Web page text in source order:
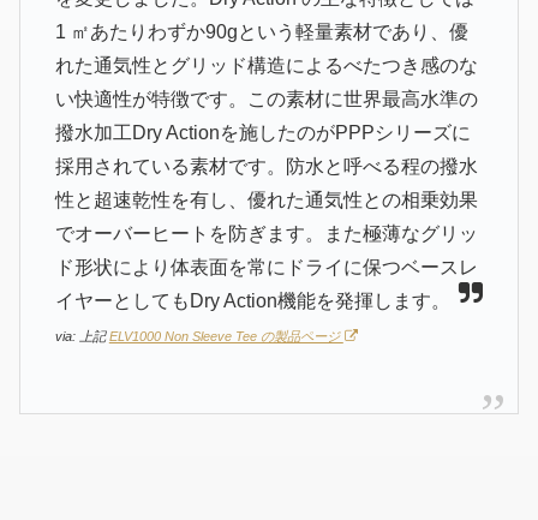
1 ㎡あたりわずか90gという軽量素材であり、優
れた通気性とグリッド構造によるべたつき感のな
い快適性が特徴です。この素材に世界最高水準の
撥水加工Dry Actionを施したのがPPPシリーズに
採用されている素材です。防水と呼べる程の撥水
性と超速乾性を有し、優れた通気性との相乗効果
でオーバーヒートを防ぎます。また極薄なグリッ
ド形状により体表面を常にドライに保つベースレ
イヤーとしてもDry Action機能を発揮します。
via: 上記ELV1000 Non Sleeve Tee の製品ページ